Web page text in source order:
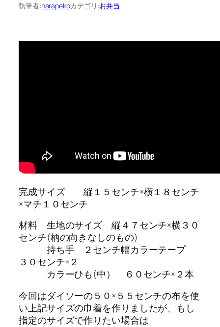
執筆者:harapekoカテゴリ:お弁当
完成サイズ 縦１５センチ×横１８センチ
×マチ１０センチ
材料 生地のサイズ 縦４７センチ×横３０
センチ(柄の向きなしのもの)
持ち手 ２センチ幅カラーテープ
３０センチ×２
カラーひも(中） ６０センチ×２本
今回はダイソーの５０×５５センチの布を使
い上記サイズの巾着を作りましたが、もし
指定のサイズで作りたい場合は